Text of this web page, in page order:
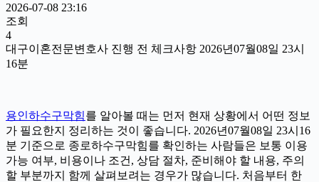
2026-07-08 23:16
조회
4
대구이혼전문변호사 진행 전 체크사항 2026년07월08일 23시
16분
용인하수구막힘를 알아볼 때는 먼저 현재 상황에서 어떤 정보
가 필요한지 정리하는 것이 좋습니다. 2026년07월08일 23시16
분 기준으로 종로하수구막힘를 확인하는 사람들은 보통 이용
가능 여부, 비용이나 조건, 상담 절차, 준비해야 할 내용, 주의
할 부분까지 함께 살펴보려는 경우가 많습니다. 처음부터 한